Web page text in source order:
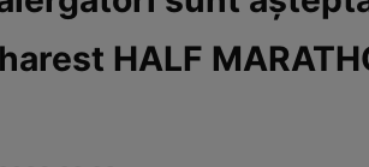
Rețete culinareTravel
HALF